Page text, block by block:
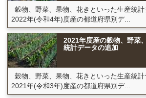
穀物、野菜、果物、花きといった生産統計
2022年(令和4年)度産の都道府県別デ...
2021年度産の穀物、野菜
統計データの追加
穀物、野菜、果物、花きといった生産統計
2021年(令和3年)度産の都道府県別デ...